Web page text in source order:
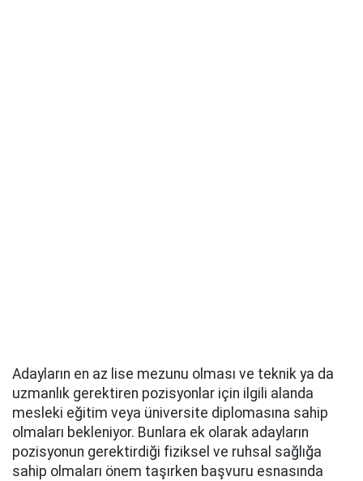
Adayların en az lise mezunu olması ve teknik ya da
uzmanlık gerektiren pozisyonlar için ilgili alanda
mesleki eğitim veya üniversite diplomasına sahip
olmaları bekleniyor. Bunlara ek olarak adayların
pozisyonun gerektirdiği fiziksel ve ruhsal sağlığa
sahip olmaları önem taşırken başvuru esnasında